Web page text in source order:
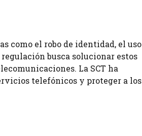
como el robo de identidad, el uso
busca solucionar estos
La SCT ha
telefónicos y proteger a los